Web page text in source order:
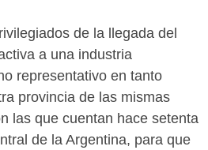
de la llegada del
a una industria
representativo en tanto
provincia de las mismas
las que cuentan hace setenta
de la Argentina, para que